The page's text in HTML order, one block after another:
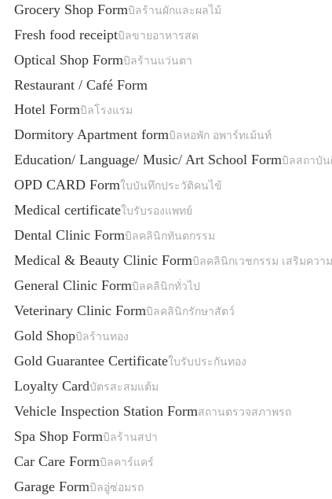
Grocery Shop Formบิลร้านผักและผลไม้
Fresh food receiptบิลขายอาหารสด
Optical Shop Formบิลร้านแว่นตา
Restaurant / Café Form
Hotel Formบิลโรงแรม
Dormitory Apartment formบิลหอพัก อพาร์ทเม้นท์
Education/ Language/ Music/ Art School Formบิลสถาบัน
OPD CARD Formใบบันทึกประวัติคนไข้
Medical certificateใบรับรองแพทย์
Dental Clinic Formบิลคลินิกทันตกรรม
Medical & Beauty Clinic Formบิลคลินิกเวชกรรม เสริมควา
General Clinic Formบิลคลินิกทั่วไป
Veterinary Clinic Formบิลคลินิกรักษาสัตว์
Gold Shopบิลร้านทอง
Gold Guarantee Certificateใบรับประกันทอง
Loyalty Cardบัตรสะสมแต้ม
Vehicle Inspection Station Formสถานตรวจสภาพรถ
Spa Shop Formบิลร้านสปา
Car Care Formบิลคาร์แคร์
Garage Formบิลอู่ซ่อมรถ